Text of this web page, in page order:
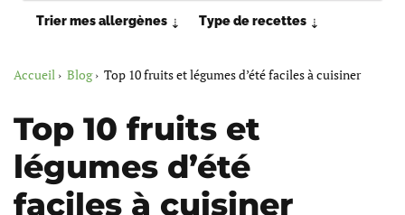
Trier mes allergènes ⇣ Type de recettes ⇣
Accueil Blog Top 10 fruits et légumes d’été faciles à cuisiner
Top 10 fruits et
légumes d’été
faciles à cuisiner